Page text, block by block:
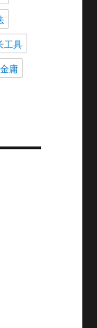
工具
金庸